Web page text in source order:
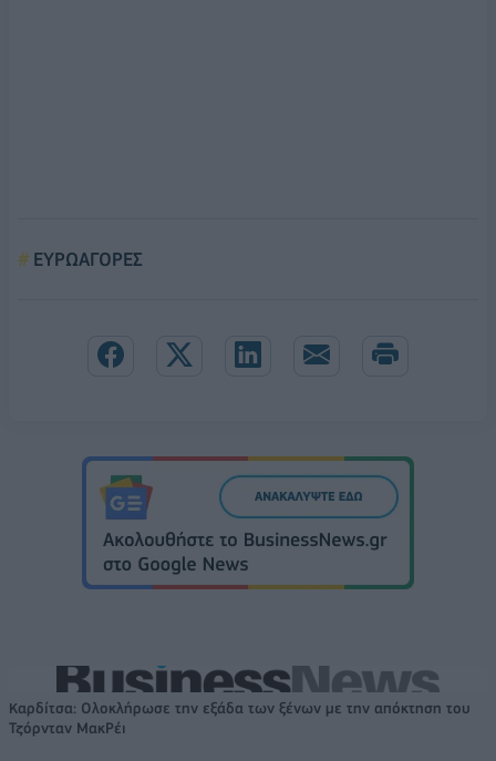
ΕΥΡΩΑΓΟΡΕΣ
Καρδίτσα: Ολοκλήρωσε την εξάδα των ξένων με την απόκτηση του
Τζόρνταν ΜακΡέι